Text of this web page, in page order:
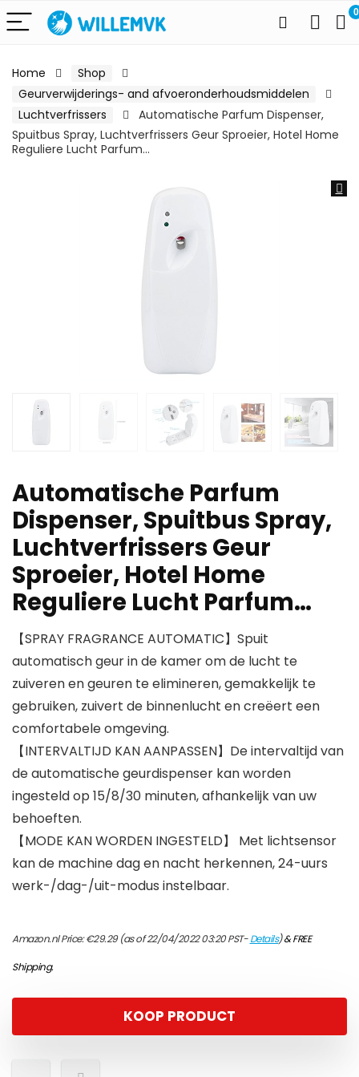
0
Home
Shop
Geurverwijderings- and afvoeronderhoudsmiddelen
Luchtverfrissers
Automatische Parfum Dispenser,
Spuitbus Spray, Luchtverfrissers Geur Sproeier, Hotel Home
Reguliere Lucht Parfum…
Automatische Parfum
Dispenser, Spuitbus Spray,
Luchtverfrissers Geur
Sproeier, Hotel Home
Reguliere Lucht Parfum…
【SPRAY FRAGRANCE AUTOMATIC】Spuit
automatisch geur in de kamer om de lucht te
zuiveren en geuren te elimineren, gemakkelijk te
gebruiken, zuivert de binnenlucht en creëert een
comfortabele omgeving.
【INTERVALTIJD KAN AANPASSEN】De intervaltijd van
de automatische geurdispenser kan worden
ingesteld op 15/8/30 minuten, afhankelijk van uw
behoeften.
【MODE KAN WORDEN INGESTELD】 Met lichtsensor
kan de machine dag en nacht herkennen, 24-uurs
werk-/dag-/uit-modus instelbaar.
Amazon.nl Price:€29.29(as of 22/04/2022 03:20 PST-Details)&FREE
Shipping.
KOOP PRODUCT